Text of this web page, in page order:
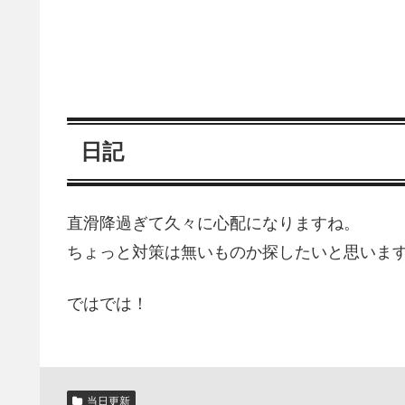
日記
直滑降過ぎて久々に心配になりますね。
ちょっと対策は無いものか探したいと思いま
ではでは！
当日更新